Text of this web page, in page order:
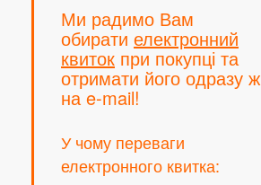
Ми радимо Вам
обирати електронний
квиток при покупці та
отримати його одразу ж
на e-mail!
У чому переваги
електронного квитка: